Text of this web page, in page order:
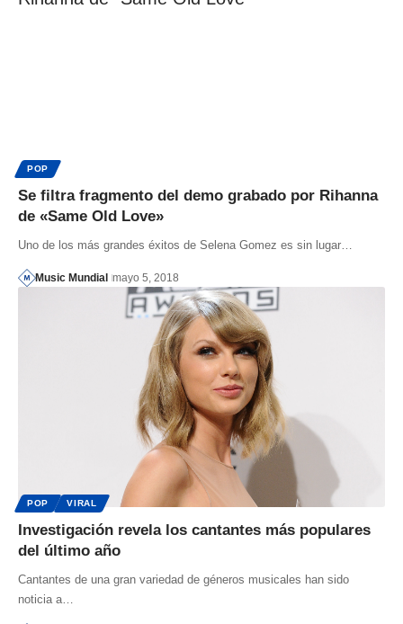
POP
Se filtra fragmento del demo grabado por Rihanna
de «Same Old Love»
Uno de los más grandes éxitos de Selena Gomez es sin lugar…
Music Mundial mayo 5, 2018
POP VIRAL
Investigación revela los cantantes más populares
del último año
Cantantes de una gran variedad de géneros musicales han sido
noticia a…